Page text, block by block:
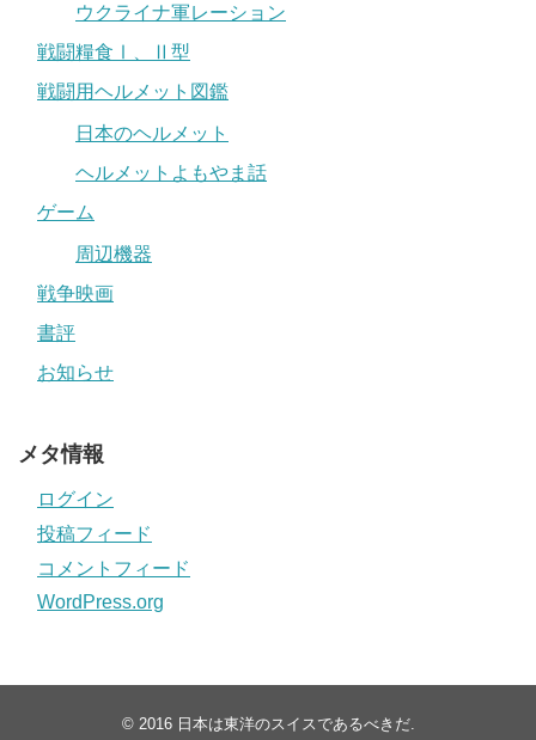
ウクライナ軍レーション
戦闘糧食Ⅰ、Ⅱ型
戦闘用ヘルメット図鑑
日本のヘルメット
ヘルメットよもやま話
ゲーム
周辺機器
戦争映画
書評
お知らせ
メタ情報
ログイン
投稿フィード
コメントフィード
WordPress.org
© 2016 日本は東洋のスイスであるべきだ.